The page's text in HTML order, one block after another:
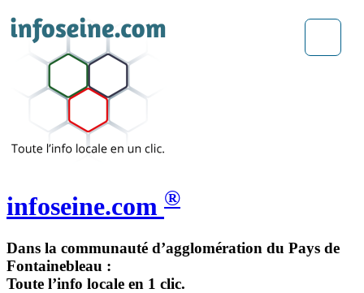
infoseine.com ®
Dans la communauté d’agglomération du Pays de
Fontainebleau :
Toute l’info locale en 1 clic.